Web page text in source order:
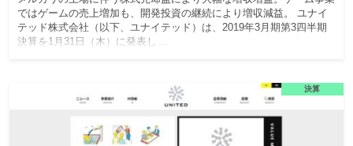
ではゲームの売上増加も、開発投資の継続により増収減益。 ユナイ
テッド株式会社（以下、ユナイテッド）は、2019年3月期第3四半期
決算を1月31日（木）に発表し…
決算